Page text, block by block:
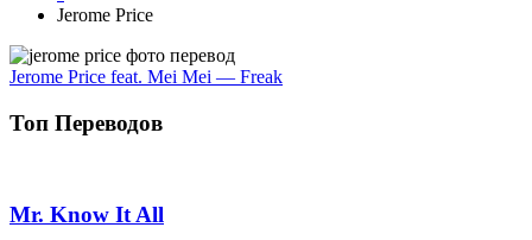
Jerome Price
Jerome Price feat. Mei Mei — Freak
Топ Переводов
Mr. Know It All